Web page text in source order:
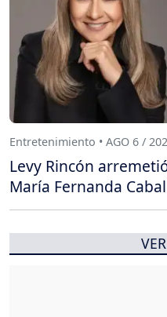
Entretenimiento • AGO 6 /
Levy Rincón
María Fernanda Cabal